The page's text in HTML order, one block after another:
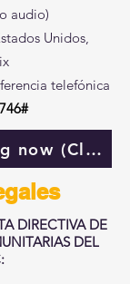
audio)
Unidos,
telefónica
#
Join the meeting now (Click here)
DIRECTIVA DE
DEL